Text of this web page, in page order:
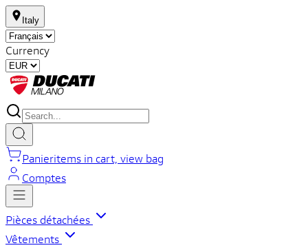
Italy
Currency
Panieritems in cart, view bag
Comptes
Pièces détachées
Vêtements